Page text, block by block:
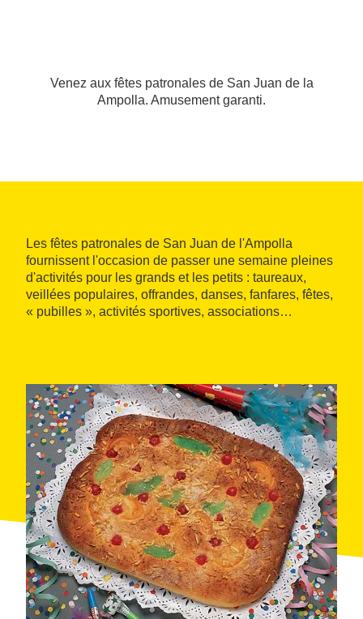
Venez aux fêtes patronales de San Juan de la
Ampolla. Amusement garanti.
Les fêtes patronales de San Juan de l'Ampolla
fournissent l'occasion de passer une semaine pleines
d'activités pour les grands et les petits : taureaux,
veillées populaires, offrandes, danses, fanfares, fêtes,
« pubilles », activités sportives, associations…